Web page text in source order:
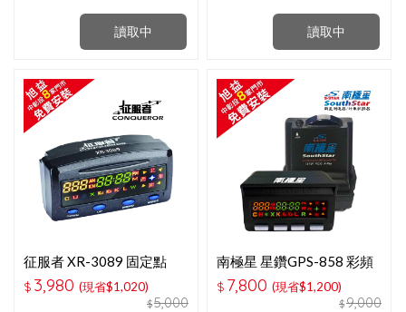
讀取中 讀取中
征服者 XR-3089 固定點
GPS測速器
$ 3,980 (現省$1,020)
$5,000
南極星 星鑽GPS-858 彩頻
雙顯面板分離式測速器
$ 7,800 (現省$1,200)
$9,000